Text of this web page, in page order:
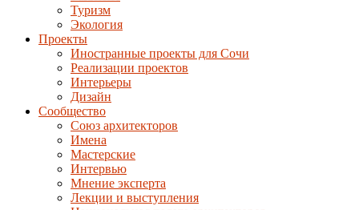
Туризм
Экология
Проекты
Иностранные проекты для Сочи
Реализации проектов
Интерьеры
Дизайн
Сообщество
Союз архитекторов
Имена
Мастерские
Интервью
Мнение эксперта
Лекции и выступления